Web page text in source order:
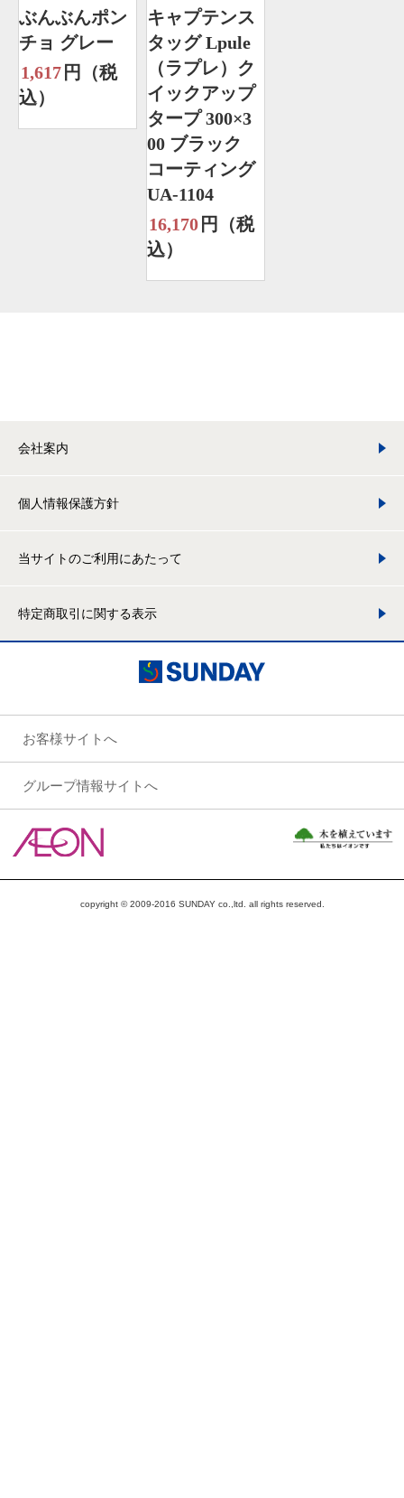
ぶんぶんポン
チョ グレー
1,617 円（税
込）
キャプテンス
タッグ Lpule
（ラプレ）ク
イックアップ
タープ 300×3
00 ブラック
コーティング
UA-1104
16,170 円（税
込）
会社案内
個人情報保護方針
当サイトのご利用にあたって
特定商取引に関する表示
お客様サイトへ
グループ情報サイトへ
copyright © 2009-2016 SUNDAY co.,ltd. all rights reserved.